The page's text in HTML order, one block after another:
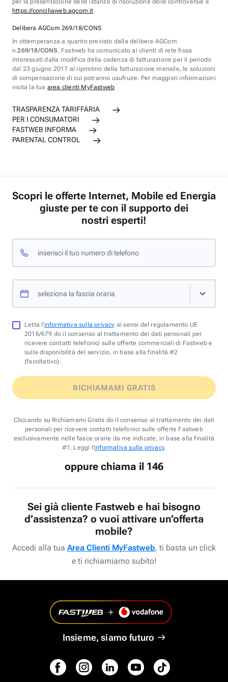
per la presentazione delle istanze di risoluzione delle controversie è
https://conciliaweb.agcom.it
Delibera AGCom 269/18/CONS
In ottemperanza a quanto previsto dalla delibera AGCom
n.269/18/CONS , Fastweb ha comunicato ai clienti di rete fissa
interessati dalla modifica della cadenza di fatturazione per il periodo
dal 23 giugno 2017 al ripristino della fatturazione mensile, le soluzioni
di compensazione di cui potranno usufruire. Per maggiori informazioni
visita la tua area clienti MyFastweb
TRASPARENZA TARIFFARIA
PER I CONSUMATORI
FASTWEB INFORMA
PARENTAL CONTROL
Scopri le offerte Internet, Mobile ed Energia
giuste per te con il supporto dei
nostri esperti!
inserisci il tuo numero di telefono
seleziona la fascia oraria
Letta l'informativa sulla privacy ai sensi del regolamento UE
2016/679 do il consenso al trattamento dei dati personali per
ricevere contatti telefonici sulle offerte commerciali di Fastweb e
sulla disponibilità del servizio, in base alla finalità #2
(facoltativo).
RICHIAMAMI GRATIS
Cliccando su Richiamami Gratis do il consenso al trattamento dei dati
personali per ricevere contatti telefonici sulle offerte Fastweb
esclusivamente nelle fasce orarie da me indicate, in base alla finalità
#1. Leggi l'informativa sulla privacy.
oppure chiama il 146
Sei già cliente Fastweb e hai bisogno
d’assistenza? o vuoi attivare un’offerta
mobile?
Accedi alla tua Area Clienti MyFastweb, ti basta un click
e ti richiamiamo subito!
Insieme, siamo futuro